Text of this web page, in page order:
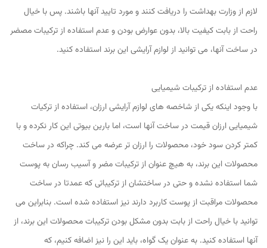
لازم از وزارت بهداشت را دریافت کنند و مورد تایید آنها باشند. پس با خیال
راحت از بابت کیفیت بالا، بدون عوارض بودن و عدم استفاده از ترکیبات مصضر
در ساخت آنها، می توانید از لوازم آرایشی این برند استفاده کنید.
عدم استفاده از ترکیبات شیمیایی
با وجود اینکه یکی از شاخصه های لوازم آرایشی ارزان، استفاده از ترکیات
شیمیایی ارزان قیمت در ساخت آنها است، اما بارین بیوتی این کار نکرده و با
کمتر کردن سود خود، محصولات را ارزان تر عرضه می کند. چراکه در ساخت
محصولات این برند، به هیچ عنوان از ترکیبات مضر و آسیب رسان به پوست
شما استفاده نشده و حتی در ساختشان از ترکیباتی که عمدتا در ساخت
محصولات مراقبت از پوست کاربرد دارند نیز استفاده شده است. بنابراین می
توانید با خیال راحت از بابت بدون مشکل بودن ترکیبات محصولات این برند، از
آنها استفاده کنید. به عنوان یک گواه، باید این را نیز اضافه کنیم، که